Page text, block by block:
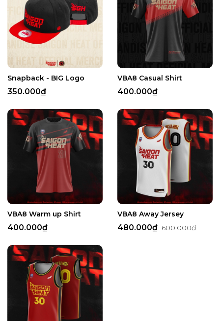
Snapback - BIG Logo
350.000₫
VBA8 Casual Shirt
400.000₫
VBA8 Warm up Shirt
400.000₫
VBA8 Away Jersey
480.000₫ 600.000₫